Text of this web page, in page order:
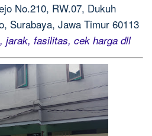
No.210, RW.07, Dukuh
Surabaya, Jawa Timur 60113
jarak, fasilitas, cek harga dll